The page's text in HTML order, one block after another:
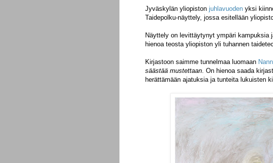
Jyväskylän yliopiston juhlavuoden yksi
Taidepolku-näyttely, jossa esitellään
Näyttely on levittäytynyt ympäri kampuksia
hienoa teosta yliopiston yli tuhannen
Kirjastoon saimme tunnelmaa luomaan
säästää mustettaan. On hienoa saada
herättämään ajatuksia ja tunteita lukuisten